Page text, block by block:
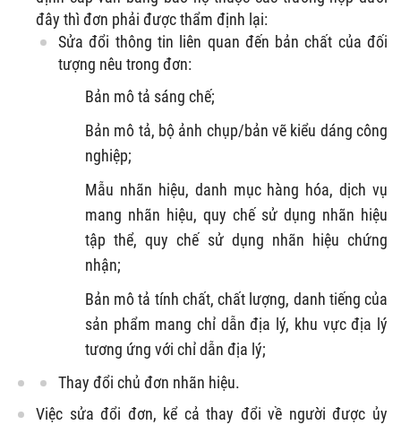
đây thì đơn phải được thẩm định lại:
Sửa đổi thông tin liên quan đến bản chất của đối
tượng nêu trong đơn:
Bản mô tả sáng chế;
Bản mô tả, bộ ảnh chụp/bản vẽ kiểu dáng công
nghiệp;
Mẫu nhãn hiệu, danh mục hàng hóa, dịch vụ
mang nhãn hiệu, quy chế sử dụng nhãn hiệu
tập thể, quy chế sử dụng nhãn hiệu chứng
nhận;
Bản mô tả tính chất, chất lượng, danh tiếng của
sản phẩm mang chỉ dẫn địa lý, khu vực địa lý
tương ứng với chỉ dẫn địa lý;
Thay đổi chủ đơn nhãn hiệu.
Việc sửa đổi đơn, kể cả thay đổi về người được ủy